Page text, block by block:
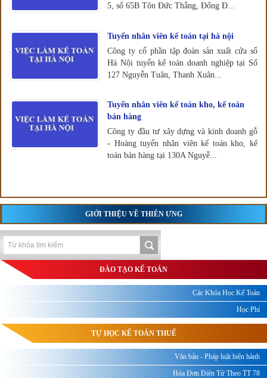
5, số 65B Tôn Đức Thắng, Đống Đ...
Tuyển nhân viên kế toán tại hà nội
Công ty cổ phần tập đoàn sản xuất cửa sổ
Hà Nội tuyển kế toán doanh nghiệp tại Số
127 Nguyễn Tuân, Thanh Xuân...
Tuyển nhân viên kế toán kho, kế toán
bán hàng
Công ty đầu tư xây dựng và kinh doanh gỗ
- Hoàng tuyển nhân viên kế toán kho, kế
toán bán hàng tại 130A Nguyễ...
GIỚI THIỆU VỀ THIÊN ƯNG
ĐÀO TẠO KẾ TOÁN
Các Khóa Học Kế Toán
Học Phí
TỰ HỌC KẾ TOÁN THUẾ
Văn bản - Pháp luật hiện hành
Hóa Đơn Điện Tử Theo TT 78